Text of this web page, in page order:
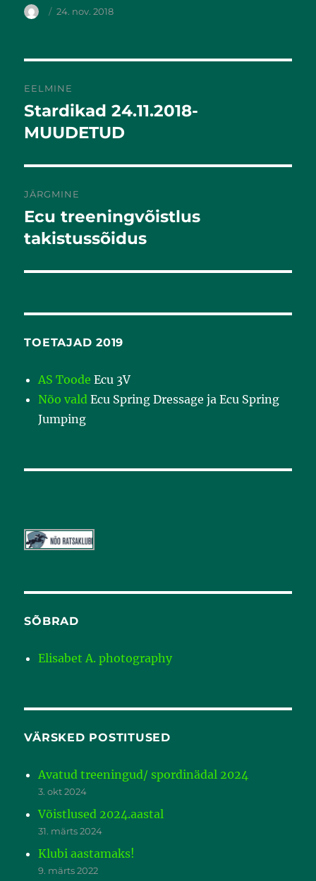
24. nov. 2018
EELMINE
Eelmine
postitus:
Stardikad 24.11.2018-
MUUDETUD
JÄRGMINE
Järgmine
postitus:
Ecu treeningvõistlus
takistussõidus
TOETAJAD 2019
AS Toode Ecu 3V
Nõo vald Ecu Spring Dressage ja Ecu Spring
Jumping
SÕBRAD
Elisabet A. photography
VÄRSKED POSTITUSED
Avatud treeningud/ spordinädal 2024
3. okt 2024
Võistlused 2024.aastal
31. märts 2024
Klubi aastamaks!
9. märts 2022